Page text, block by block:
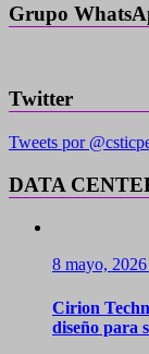
Grupo
Twitter
Tweets por
DATA
8 mayo, 2026
Cirion
diseño para